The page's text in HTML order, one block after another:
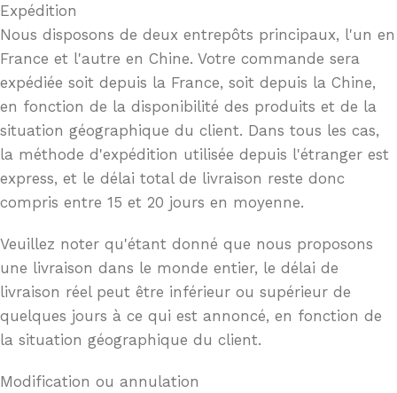
Expédition
Nous disposons de deux entrepôts principaux, l'un en
France et l'autre en Chine. Votre commande sera
expédiée soit depuis la France, soit depuis la Chine,
en fonction de la disponibilité des produits et de la
situation géographique du client. Dans tous les cas,
la méthode d'expédition utilisée depuis l'étranger est
express, et le délai total de livraison reste donc
compris entre 15 et 20 jours en moyenne.
Veuillez noter qu'étant donné que nous proposons
une livraison dans le monde entier, le délai de
livraison réel peut être inférieur ou supérieur de
quelques jours à ce qui est annoncé, en fonction de
la situation géographique du client.
Modification ou annulation